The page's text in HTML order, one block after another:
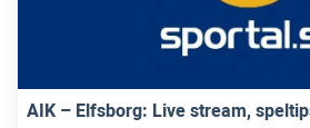
AIK – Elfsborg: Live stream,